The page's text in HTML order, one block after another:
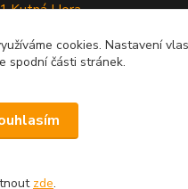
Kutná Hora
cookies. Nastavení
spodní části stránek.
zde.